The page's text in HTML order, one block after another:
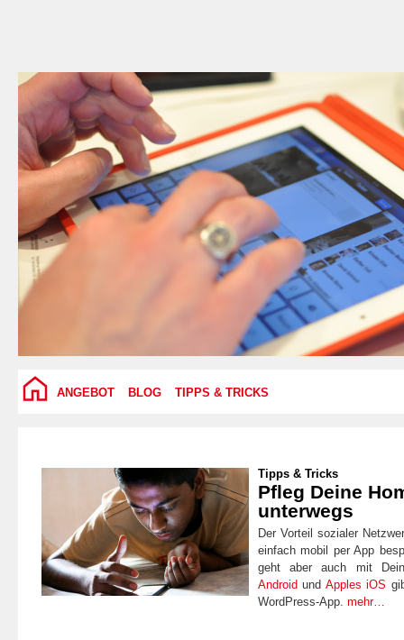
ANGEBOT BLOG TIPPS & TRICKS
Tipps & Tricks
Pfleg Deine
unterwegs
Der Vorteil sozialer
einfach mobil per App
geht aber auch mit
Android und Apples iOS
WordPress-App. mehr…